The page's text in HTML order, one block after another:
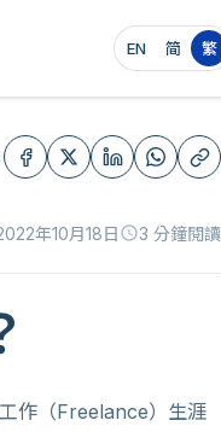
EN 简 繁
年10月18日schedule3 分鐘閱讀
作（Freelance）生涯